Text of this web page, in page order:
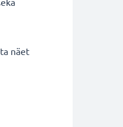
näet